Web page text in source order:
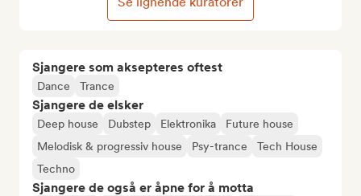
Sjangere som aksepteres oftest
Dance Trance
Sjangere de elsker
Deep house Dubstep Elektronika
Future house
Melodisk & progressiv house
Psy-trance
Tech House
Techno
Sjangere de også er åpne for å motta